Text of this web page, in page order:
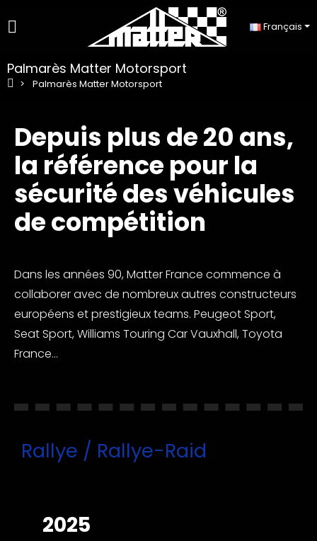
Français
Palmarès Matter Motorsport
Palmarès Matter Motorsport
Depuis plus de 20 ans,
la référence pour la
sécurité des véhicules
de compétition
Dans les années 90, Matter France commence à
collaborer avec de nombreux autres constructeurs
européens et prestigieux teams. Peugeot Sport,
Seat Sport, Williams Touring Car Vauxhall, Toyota
France...
Rallye / Rallye-Raid
2025